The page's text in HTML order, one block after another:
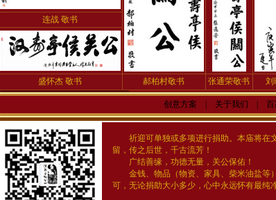
连战 敬书
盛怀杰 敬书 郝柏村敬书 张通荣敬书 刘
创意方案 关于我们
祈迎可单独或多项进行捐助。本庙将在
留，传之后世，千古流芳！
广结善缘，功德无量，关公保佑！
金钱、物品（物资、家具、柴米油盐等
可，无论捐助大小多少，心中永远怀有最纯